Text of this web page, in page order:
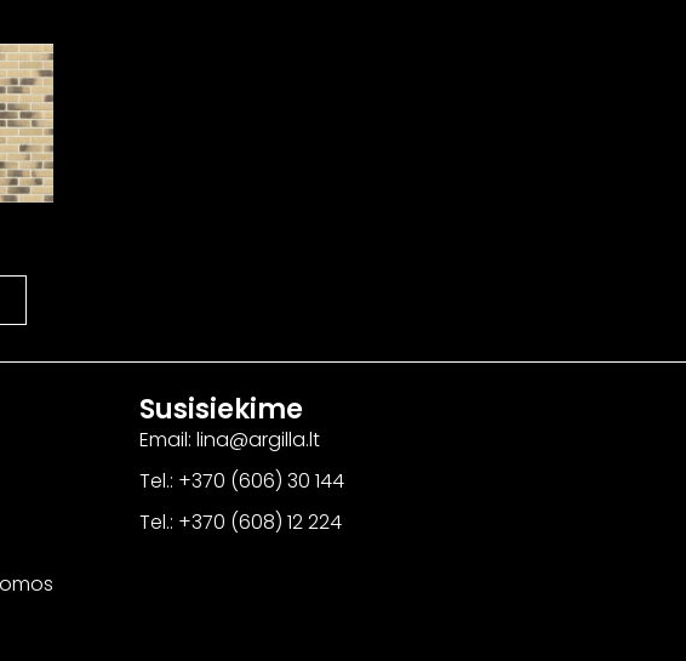
Susisiekime
Email: lina@argilla.lt
Tel.: +370 (606) 30 144
Tel.: +370 (608) 12 224